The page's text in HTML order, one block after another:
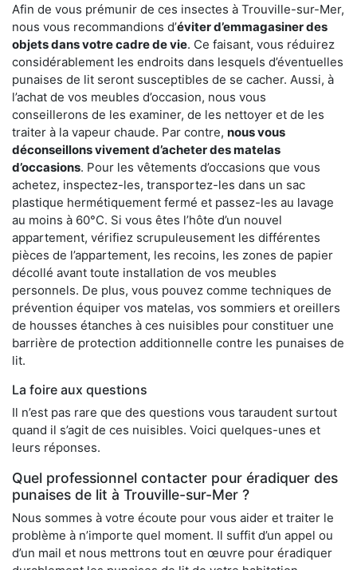
Afin de vous prémunir de ces insectes à Trouville-sur-Mer,
nous vous recommandions d’éviter d’emmagasiner des
objets dans votre cadre de vie. Ce faisant, vous réduirez
considérablement les endroits dans lesquels d’éventuelles
punaises de lit seront susceptibles de se cacher. Aussi, à
l’achat de vos meubles d’occasion, nous vous
conseillerons de les examiner, de les nettoyer et de les
traiter à la vapeur chaude. Par contre, nous vous
déconseillons vivement d’acheter des matelas
d’occasions. Pour les vêtements d’occasions que vous
achetez, inspectez-les, transportez-les dans un sac
plastique hermétiquement fermé et passez-les au lavage
au moins à 60°C. Si vous êtes l’hôte d’un nouvel
appartement, vérifiez scrupuleusement les différentes
pièces de l’appartement, les recoins, les zones de papier
décollé avant toute installation de vos meubles
personnels. De plus, vous pouvez comme techniques de
prévention équiper vos matelas, vos sommiers et oreillers
de housses étanches à ces nuisibles pour constituer une
barrière de protection additionnelle contre les punaises de
lit.
La foire aux questions
Il n’est pas rare que des questions vous taraudent surtout
quand il s’agit de ces nuisibles. Voici quelques-unes et
leurs réponses.
Quel professionnel contacter pour éradiquer des
punaises de lit à Trouville-sur-Mer ?
Nous sommes à votre écoute pour vous aider et traiter le
problème à n’importe quel moment. Il suffit d’un appel ou
d’un mail et nous mettrons tout en œuvre pour éradiquer